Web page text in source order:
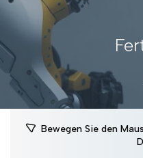
Nutzen Sie
Fabrikhallen in
Qualität und
Hersteller,
Bewegen Sie den